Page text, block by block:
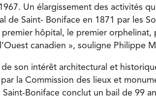
Un élargissement des activités
de Saint- Boniface en 1871 par les
hôpital, le premier orphelinat,
canadien », souligne Philippe
de son intérêt architectural et
la Commission des lieux et
Saint-Boniface conclut un bail de 99